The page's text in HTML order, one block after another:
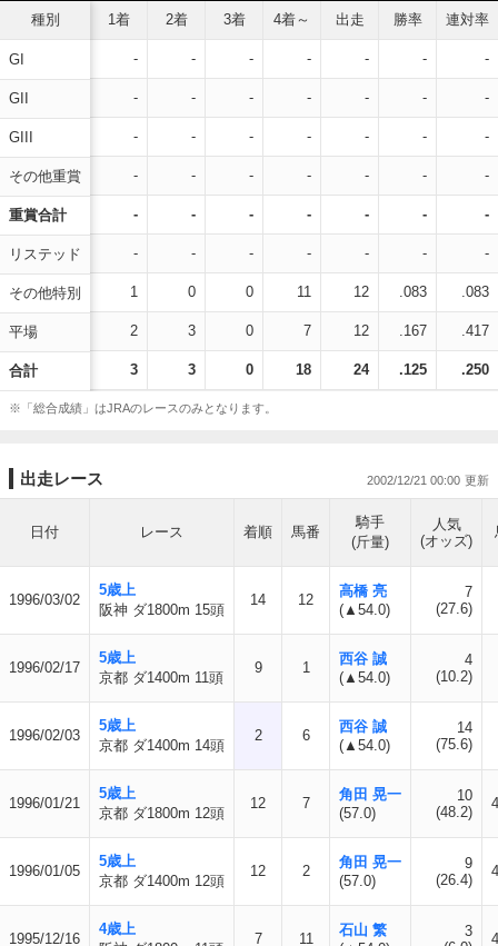
種別
GI
GII
GIII
その他重賞
重賞合計
リステッド
その他特別
平場
合計
1着 2着 3着 4着～ 出走 勝率 連対率
- - - - - - -
- - - - - - -
- - - - - - -
- - - - - - -
- - - - - - -
- - - - - - -
1 0 0 11 12 .083 .083
2 3 0 7 12 .167 .417
3 3 0 18 24 .125 .250
※「総合成績」はJRAのレースのみとなります。
出走レース 2002/12/21 00:00
日付 レース 着順 馬番
騎手
(斤量)
人気
(オッズ)
1996/03/02
5歳上
阪神 ダ1800m 15頭
14 12
高橋 亮
(▲54.0)
7
(27.6)
1996/02/17
5歳上
京都 ダ1400m 11頭
9 1
西谷 誠
(▲54.0)
4
(10.2)
1996/02/03
5歳上
京都 ダ1400m 14頭
2 6
西谷 誠
(▲54.0)
14
(75.6)
1996/01/21
5歳上
京都 ダ1800m 12頭
12 7
角田 晃一
(57.0)
10
(48.2)
1996/01/05
5歳上
京都 ダ1400m 12頭
12 2
角田 晃一
(57.0)
9
(26.4)
1995/12/16
4歳上
7 11
石山 繁
3